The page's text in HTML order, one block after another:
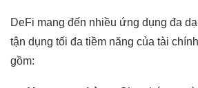
DeFi mang đến nhiều ứng dụng đa
tận dụng tối đa tiềm năng của tài
gồm: